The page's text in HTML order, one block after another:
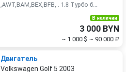
,AWT,BAM,BEX,BFB, . 1.8 Турбо б...
В наличии
3 000 BYN
~ 1 000 $ ~ 90 000 ₽
Двигатель
Volkswagen Golf 5 2003